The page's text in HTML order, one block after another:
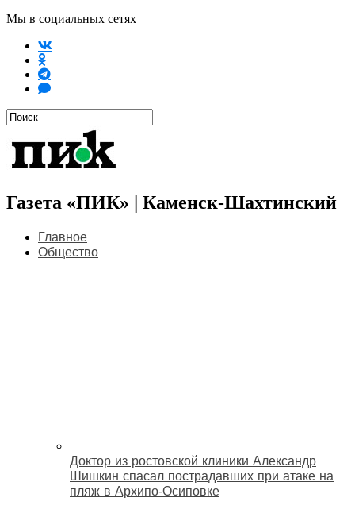
Мы в социальных сетях
Газета «ПИК» | Каменск-Шахтинский
Главное
Общество
Доктор из ростовской клиники Александр
Шишкин спасал пострадавших при атаке на
пляж в Архипо‑Осиповке